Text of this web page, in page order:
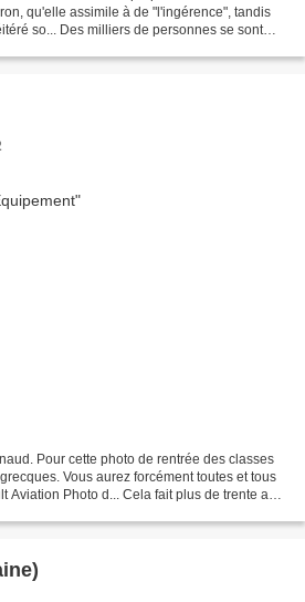
qu'elle assimile à de "l'ingérence", tandis
so... Des milliers de personnes se sont
Pour cette photo de rentrée des classes
Vous aurez forcément toutes et tous
Aviation Photo d... Cela fait plus de trente ans